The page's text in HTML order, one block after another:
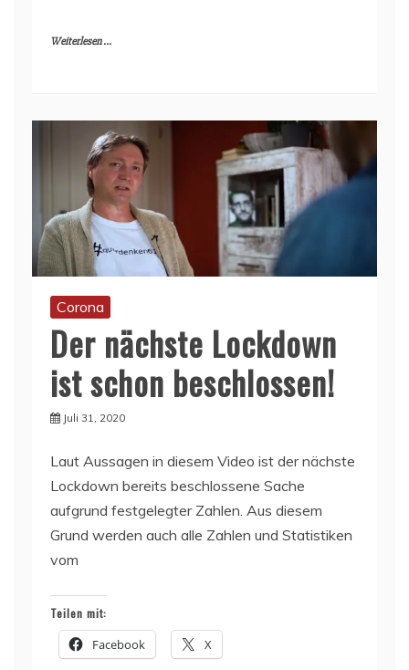
Weiterlesen ...
Corona
Der nächste Lockdown
ist schon beschlossen!
Juli 31, 2020
Laut Aussagen in diesem Video ist der nächste
Lockdown bereits beschlossene Sache
aufgrund festgelegter Zahlen. Aus diesem
Grund werden auch alle Zahlen und Statistiken
vom
Teilen mit:
Facebook X